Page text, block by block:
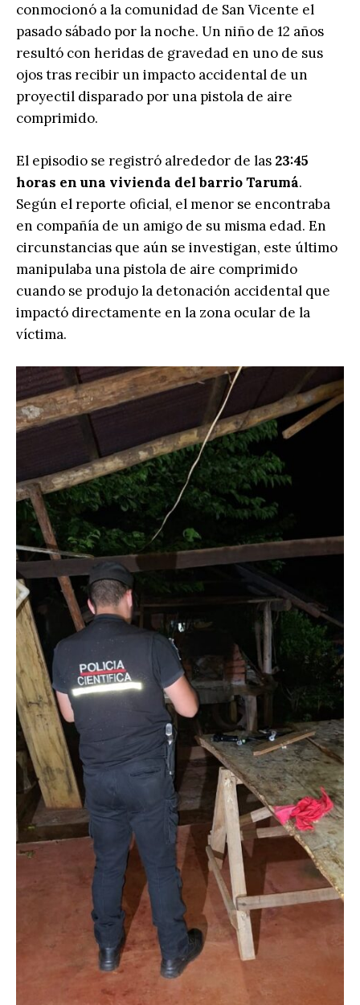
conmocionó a la comunidad de San Vicente el
pasado sábado por la noche. Un niño de 12 años
resultó con heridas de gravedad en uno de sus
ojos tras recibir un impacto accidental de un
proyectil disparado por una pistola de aire
comprimido.
El episodio se registró alrededor de las 23:45
horas en una vivienda del barrio Tarumá.
Según el reporte oficial, el menor se encontraba
en compañía de un amigo de su misma edad. En
circunstancias que aún se investigan, este último
manipulaba una pistola de aire comprimido
cuando se produjo la detonación accidental que
impactó directamente en la zona ocular de la
víctima.